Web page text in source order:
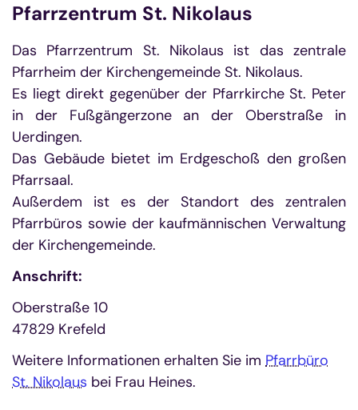
Pfarrzentrum St. Nikolaus
Das Pfarrzentrum St. Nikolaus ist das zentrale
Pfarrheim der Kirchengemeinde St. Nikolaus.
Es liegt direkt gegenüber der Pfarrkirche St. Peter
in der Fußgängerzone an der Oberstraße in
Uerdingen.
Das Gebäude bietet im Erdgeschoß den großen
Pfarrsaal.
Außerdem ist es der Standort des zentralen
Pfarrbüros sowie der kaufmännischen Verwaltung
der Kirchengemeinde.
Anschrift:
Oberstraße 10
47829 Krefeld
Weitere Informationen erhalten Sie im Pfarrbüro
St. Nikolaus bei Frau Heines.